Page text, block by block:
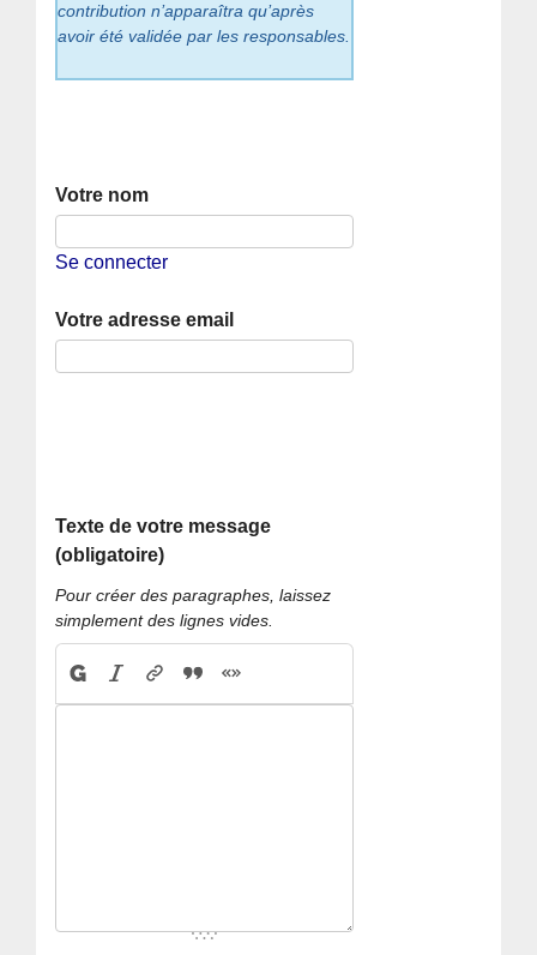
contribution n’apparaîtra qu’après
avoir été validée par les responsables.
Votre nom
Se connecter
Votre adresse email
Texte de votre message
(obligatoire)
Pour créer des paragraphes, laissez
simplement des lignes vides.